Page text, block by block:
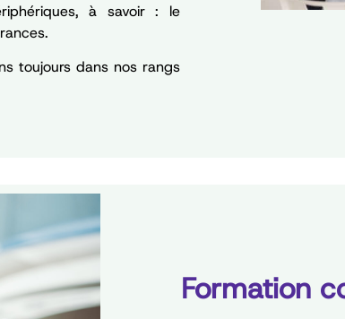
à savoir : le
toujours dans nos rangs
Formation